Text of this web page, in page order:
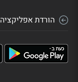
הורדת אפליקציה